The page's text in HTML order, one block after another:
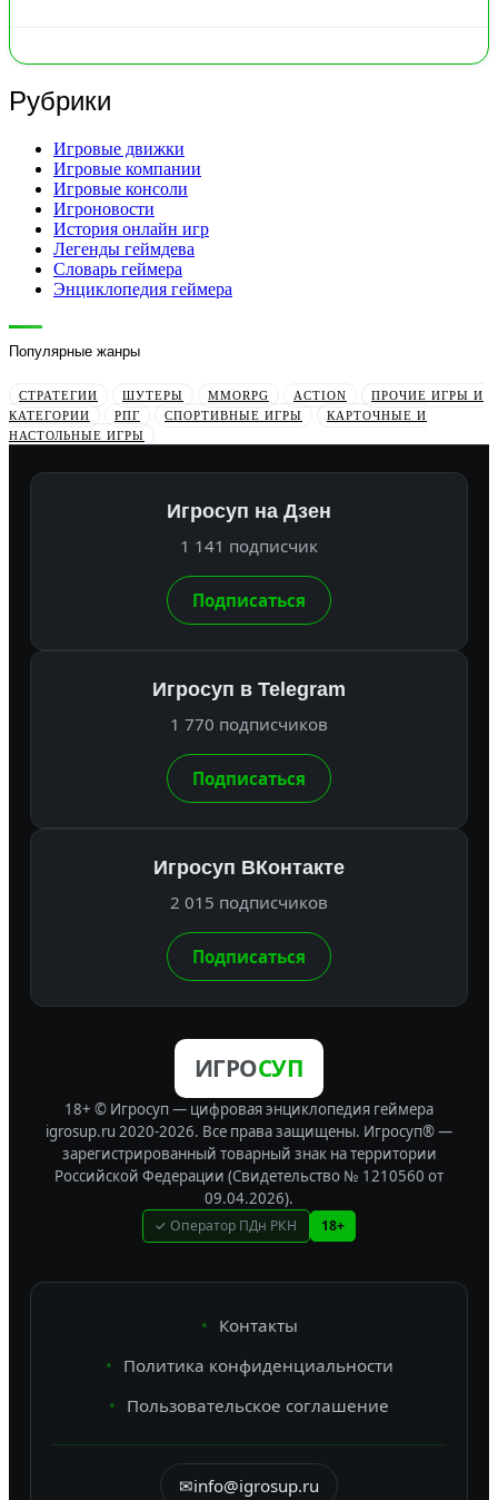
Рубрики
Игровые движки
Игровые компании
Игровые консоли
Игроновости
История онлайн игр
Легенды геймдева
Словарь геймера
Энциклопедия геймера
Популярные жанры
СТРАТЕГИИ ШУТЕРЫ MMORPG ACTION
ПРОЧИЕ ИГРЫ И
КАТЕГОРИИ
РПГ СПОРТИВНЫЕ ИГРЫ
КАРТОЧНЫЕ И
НАСТОЛЬНЫЕ ИГРЫ
Игросуп на Дзен
1 141 подписчик
Подписаться
Игросуп в Telegram
1 770 подписчиков
Подписаться
Игросуп ВКонтакте
2 015 подписчиков
Подписаться
ИГРОСУП
18+ © Игросуп — цифровая энциклопедия геймера
igrosup.ru 2020-2026. Все права защищены. Игросуп® —
зарегистрированный товарный знак на территории
Российской Федерации (Свидетельство № 1210560 от
09.04.2026).
✓ Оператор ПДн РКН 18+
Контакты
Политика конфиденциальности
Пользовательское соглашение
✉info@igrosup.ru